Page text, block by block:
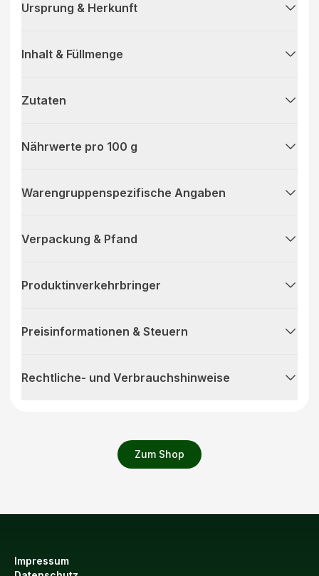
Zum Shop
Ursprung & Herkunft
Inhalt & Füllmenge
Zutaten
Nährwerte pro 100 g
Warengruppenspezifische Angaben
Verpackung & Pfand
Produktinverkehrbringer
Preisinformationen & Steuern
Rechtliche- und Verbrauchshinweise
Impressum